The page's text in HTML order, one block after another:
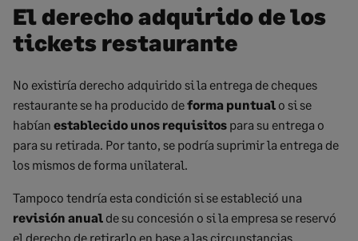
El derecho adquirido de los
tickets restaurante
No existiría derecho adquirido si la entrega de cheques
restaurante se ha producido deforma puntual o si se
habían establecido unos requisitos para su entrega o
para su retirada. Por tanto, se podría suprimir la entrega de
los mismos de forma unilateral.
Tampoco tendría esta condición si se estableció una
revisión anual de su concesión o si la empresa se reservó
el derecho de retirarlo en base a las circunstancias